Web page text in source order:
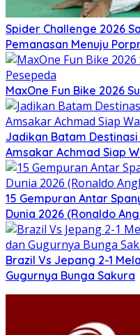
Spider Challenge 2026
Pemanasan Menuju
MaxOne Fun Bike 2026
Jadikan Batam
Amsakar Achmad Siap
15 Gempuran Antar
Dunia 2026 (Ronaldo
Brazil Vs Jepang 2-1
Gugurnya Bunga Sakura